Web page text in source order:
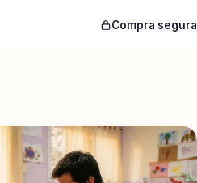
Compra segura